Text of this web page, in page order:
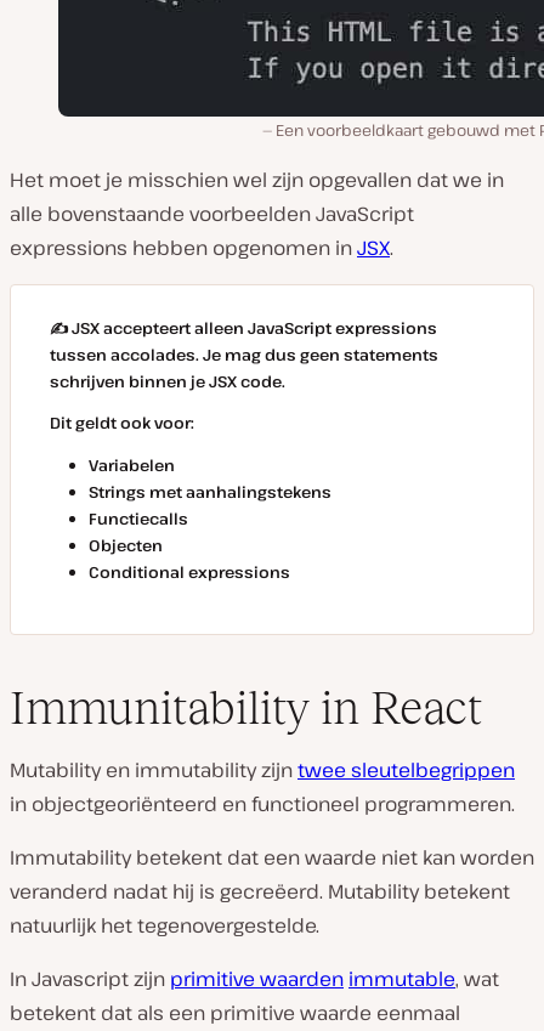
Een voorbeeldkaart gebouwd met
Het moet je misschien wel zijn opgevallen dat we in
alle bovenstaande voorbeelden JavaScript
expressions hebben opgenomen inJSX.
✍️ JSX accepteert alleen JavaScript expressions
tussen accolades. Je mag dus geen statements
schrijven binnen je JSX code.
Dit geldt ook voor:
Variabelen
Strings met aanhalingstekens
Functiecalls
Objecten
Conditional expressions
Immunitability in React
Mutability en immutability zijntwee sleutelbegrippen
in objectgeoriënteerd en functioneel programmeren.
Immutability betekent dat een waarde niet kan worden
veranderd nadat hij is gecreëerd. Mutability betekent
natuurlijk het tegenovergestelde.
In Javascript zijn primitive waarden immutable, wat
betekent dat als een primitive waarde eenmaal